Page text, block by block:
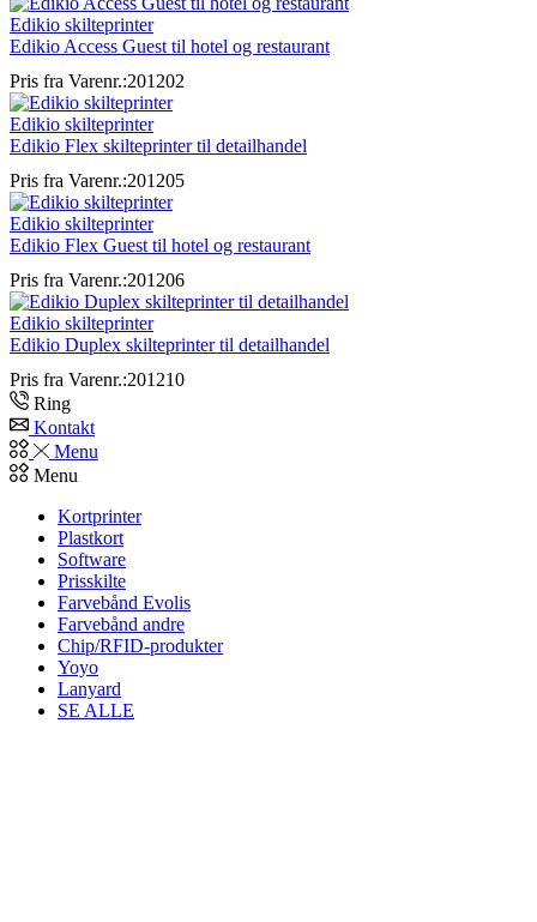
Edikio skilteprinter
Edikio Access Guest til hotel og restaurant
Pris fra Varenr.:201202
Edikio skilteprinter
Edikio Flex skilteprinter til detailhandel
Pris fra Varenr.:201205
Edikio skilteprinter
Edikio Flex Guest til hotel og restaurant
Pris fra Varenr.:201206
Edikio skilteprinter
Edikio Duplex skilteprinter til detailhandel
Pris fra Varenr.:201210
Ring
Kontakt
Menu
Menu
Kortprinter
Plastkort
Software
Prisskilte
Farvebånd Evolis
Farvebånd andre
Chip/RFID-produkter
Yoyo
Lanyard
SE ALLE